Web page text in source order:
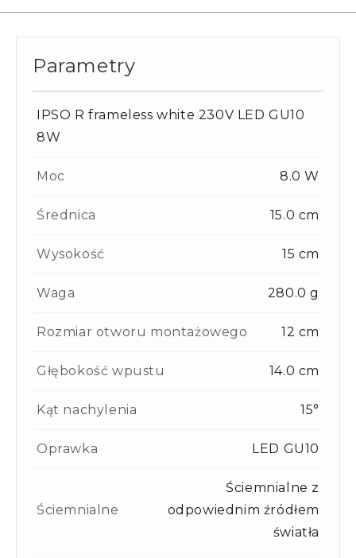
Parametry
IPSO R frameless white 230V LED GU10
8W
Moc 8.0 W
Średnica 15.0 cm
Wysokość 15 cm
Waga 280.0 g
Rozmiar otworu montażowego 12 cm
Głębokość wpustu 14.0 cm
Kąt nachylenia 15°
Oprawka LED GU10
Ściemnialne
Ściemnialne z
odpowiednim źródłem
światła